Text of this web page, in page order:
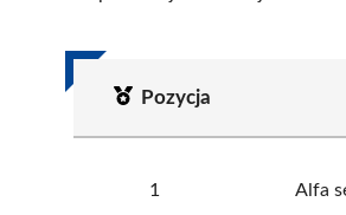
Pozycja
1 Alfa